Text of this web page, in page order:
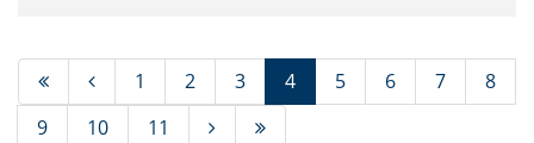
1 2 3 4(Standort)
5 6 7
8
9
10 11